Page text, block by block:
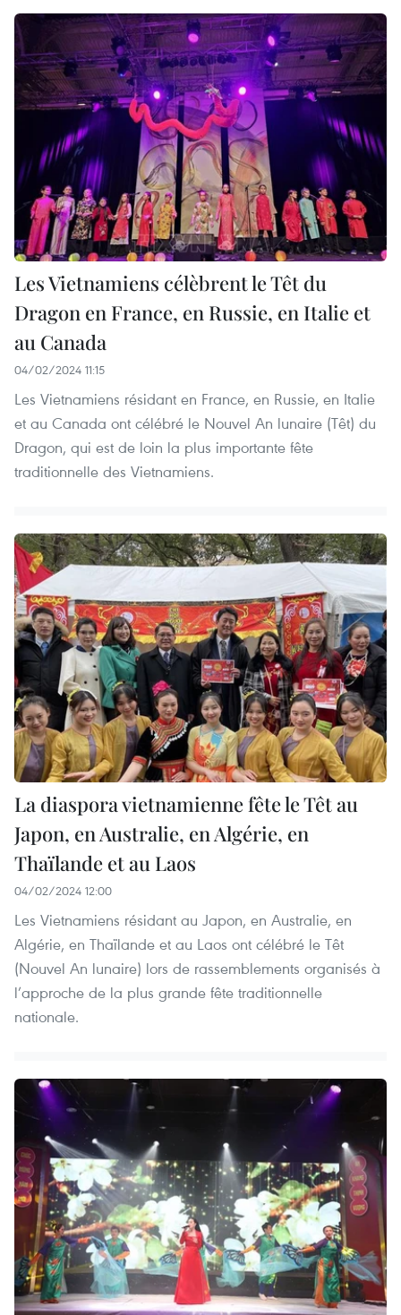
Les Vietnamiens célèbrent le Têt du
Dragon en France, en Russie, en Italie et
au Canada
04/02/2024 11:15
Les Vietnamiens résidant en France, en Russie, en Italie
et au Canada ont célébré le Nouvel An lunaire (Têt) du
Dragon, qui est de loin la plus importante fête
traditionnelle des Vietnamiens.
La diaspora vietnamienne fête le Têt au
Japon, en Australie, en Algérie, en
Thaïlande et au Laos
04/02/2024 12:00
Les Vietnamiens résidant au Japon, en Australie, en
Algérie, en Thaïlande et au Laos ont célébré le Têt
(Nouvel An lunaire) lors de rassemblements organisés à
l’approche de la plus grande fête traditionnelle
nationale.